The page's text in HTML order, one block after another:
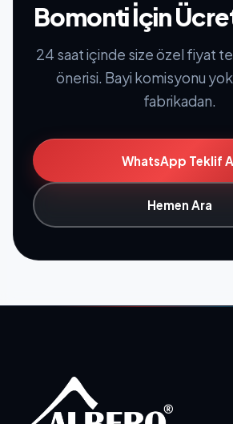
Bomonti İçin
24 saat içinde size özel fiyat
önerisi. Bayi komisyonu
fabrikadan.
WhatsApp Teklif
Hemen Ara